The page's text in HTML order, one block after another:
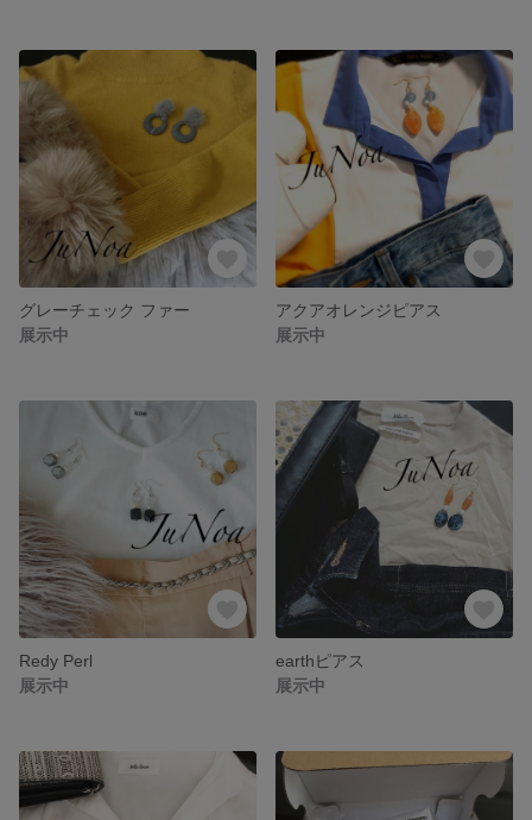
グレーチェック ファー
展示中
アクアオレンジピアス
展示中
Redy Perl
展示中
earthピアス
展示中